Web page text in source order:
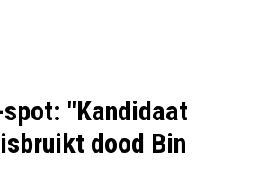
spot: "Kandidaat
dood Bin